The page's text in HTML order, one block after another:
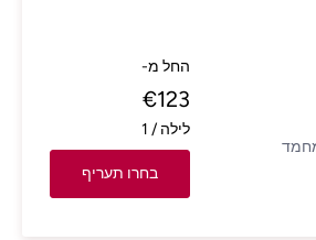
החל מ-
€123
לילה/
1
בחרו תעריף